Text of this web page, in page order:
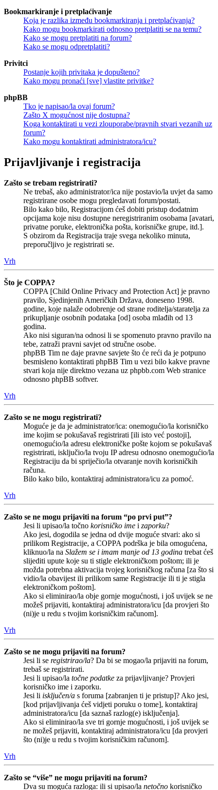
Bookmarkiranje i pretplaćivanje
Koja je razlika između bookmarkiranja i pretplaćivanja?
Kako mogu bookmarkirati odnosno pretplatiti se na temu?
Kako se mogu pretplatiti na forum?
Kako se mogu odpretplatiti?
Privitci
Postanje kojih privitaka je dopušteno?
Kako mogu pronaći [sve] vlastite privitke?
phpBB
Tko je napisao/la ovaj forum?
Zašto X mogućnost nije dostupna?
Koga kontaktirati u vezi zlouporabe/pravnih stvari vezanih uz
forum?
Kako mogu kontaktirati administratora/icu?
Prijavljivanje i registracija
Zašto se trebam registrirati?
Ne trebaš, ako administrator/ica nije postavio/la uvjet da samo
registrirane osobe mogu pregledavati forum/postati.
Bilo kako bilo, Registracijom ćeš dobiti pristup dodatnim
opcijama koje nisu dostupne neregistriranim osobama [avatari,
privatne poruke, elektronička pošta, korisničke grupe, itd.].
S obzirom da Registracija traje svega nekoliko minuta,
preporučljivo je registrirati se.
Vrh
Što je COPPA?
COPPA [Child Online Privacy and Protection Act] je pravno
pravilo, Sjedinjenih Američkih Država, doneseno 1998.
godine, koje nalaže odobrenje od strane roditelja/staratelja za
prikupljanje osobnih podataka [od] osoba mlađih od 13
godina.
Ako nisi siguran/na odnosi li se spomenuto pravno pravilo na
tebe, zatraži pravni savjet od stručne osobe.
phpBB Tim ne daje pravne savjete što će reći da je potpuno
besmisleno kontaktirati phpBB Tim u vezi bilo kakve pravne
stvari koja nije direktno vezana uz phpbb.com Web stranice
odnosno phpBB softver.
Vrh
Zašto se ne mogu registrirati?
Moguće je da je administrator/ica: onemogućio/la korisničko
ime kojim se pokušavaš registrirati [ili isto već postoji],
onemogućio/la adresu elektroničke pošte kojom se pokušavaš
registrirati, isključio/la tvoju IP adresu odnosno onemogućio/la
Registraciju da bi spriječio/la otvaranje novih korisničkih
računa.
Bilo kako bilo, kontaktiraj administratora/icu za pomoć.
Vrh
Zašto se ne mogu prijaviti na forum “po prvi put”?
Jesi li upisao/la točno korisničko ime i zaporku?
Ako jesi, dogodila se jedna od dvije moguće stvari: ako si
prilikom Registracije, a COPPA podrška je bila omogućena,
kliknuo/la na Slažem se i imam manje od 13 godina trebat ćeš
slijediti upute koje su ti stigle elektroničkom poštom; ili je
možda potrebna aktivacija tvojeg korisničkog računa [za što si
vidio/la obavijest ili prilikom same Registracije ili ti je stigla
elektroničkom poštom].
Ako si eliminirao/la obje gornje mogućnosti, i još uvijek se ne
možeš prijaviti, kontaktiraj administratora/icu [da provjeri što
(ni)je u redu s tvojim korisničkim računom].
Vrh
Zašto se ne mogu prijaviti na forum?
Jesi li se registrirao/la? Da bi se mogao/la prijaviti na forum,
trebaš se registrirati.
Jesi li upisao/la točne podatke za prijavljivanje? Provjeri
korisničko ime i zaporku.
Jesi li isključen/a s foruma [zabranjen ti je pristup]? Ako jesi,
[kod prijavljivanja ćeš vidjeti poruku o tome], kontaktiraj
administratora/icu [da saznaš razlog(e) isključenja].
Ako si eliminirao/la sve tri gornje mogućnosti, i još uvijek se
ne možeš prijaviti, kontaktiraj administratora/icu [da provjeri
što (ni)je u redu s tvojim korisničkim računom].
Vrh
Zašto se “više” ne mogu prijaviti na forum?
Dva su moguća razloga: ili si upisao/la netočno korisničko